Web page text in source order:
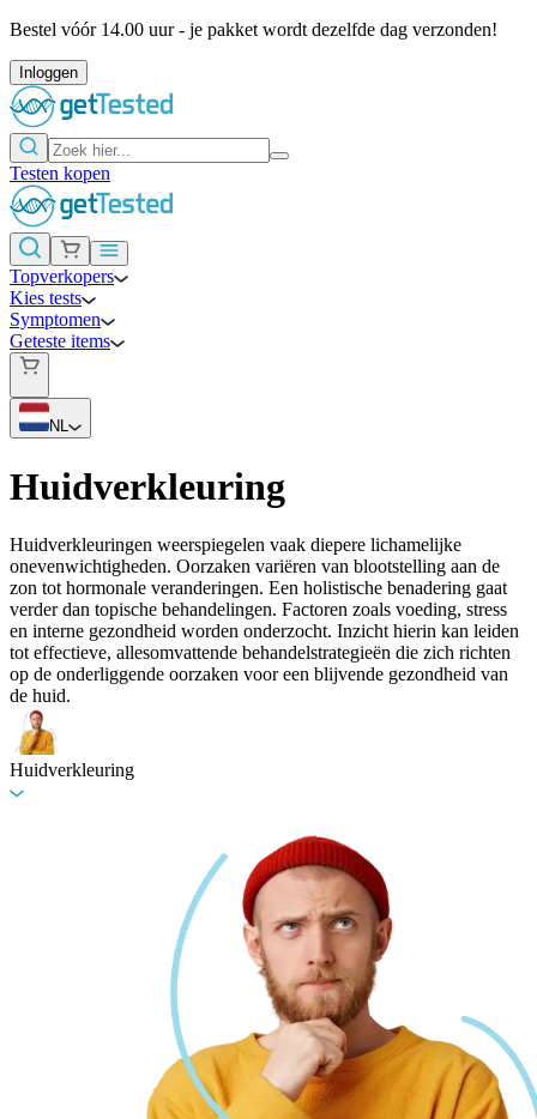
Bestel vóór 14.00 uur - je pakket wordt dezelfde dag verzonden!
Inloggen
Testen kopen
Topverkopers
Kies tests
Symptomen
Geteste items
NL
Huidverkleuring
Huidverkleuringen weerspiegelen vaak diepere lichamelijke
onevenwichtigheden. Oorzaken variëren van blootstelling aan de
zon tot hormonale veranderingen. Een holistische benadering gaat
verder dan topische behandelingen. Factoren zoals voeding, stress
en interne gezondheid worden onderzocht. Inzicht hierin kan leiden
tot effectieve, allesomvattende behandelstrategieën die zich richten
op de onderliggende oorzaken voor een blijvende gezondheid van
de huid.
Huidverkleuring